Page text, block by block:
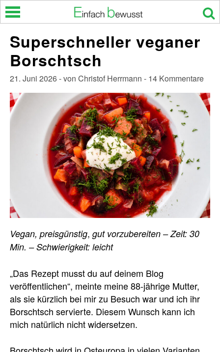
Skip
Superschneller veganer
Borschtsch
21. Juni 2026 - von Christof Herrmann - 14 Kommentare
Vegan, preisgünstig, gut vorzubereiten – Zeit: 30
Min. – Schwierigkeit: leicht
„Das Rezept musst du auf deinem Blog
veröffentlichen“, meinte meine 88-jährige Mutter,
als sie kürzlich bei mir zu Besuch war und ich ihr
Borschtsch servierte. Diesem Wunsch kann ich
mich natürlich nicht widersetzen.